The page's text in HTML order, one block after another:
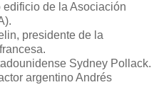
de la Asociación
presidente de la
Sydney Pollack.
argentino Andrés